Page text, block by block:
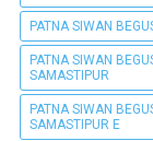
PATNA SIWAN
PATNA SIWAN
SAMASTIPUR
PATNA SIWAN
SAMASTIPUR E